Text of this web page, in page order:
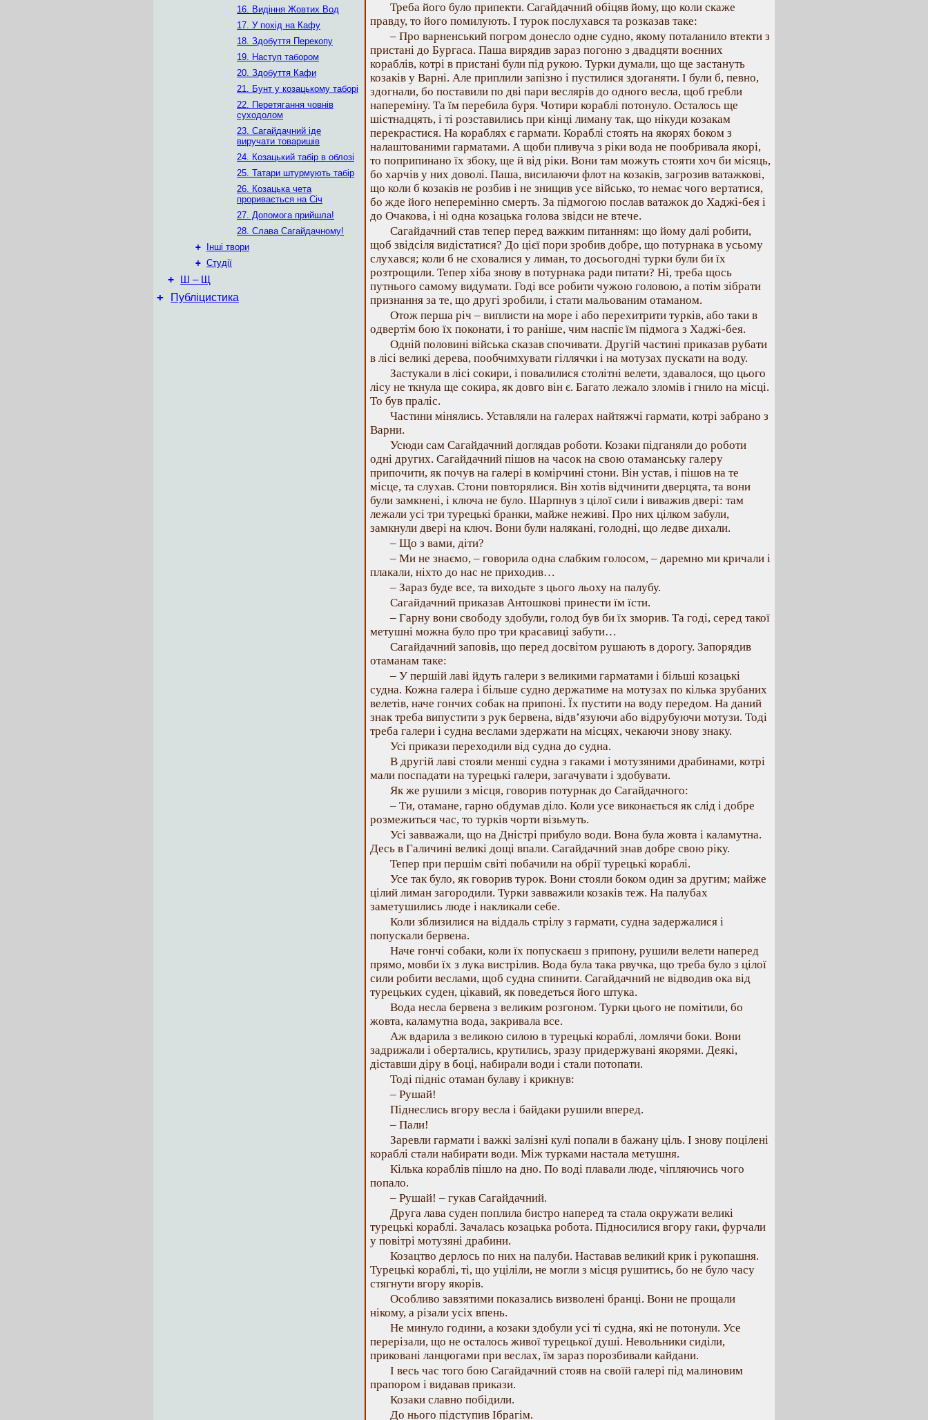
16. Видіння Жовтих Вод
17. У похід на Кафу
18. Здобуття Перекопу
19. Наступ табором
20. Здобуття Кафи
21. Бунт у козацькому таборі
22. Перетягання човнів
суходолом
23. Сагайдачний іде
виручати товаришів
24. Козацький табір в облозі
25. Татари штурмують табір
26. Козацька чета
проривається на Січ
27. Допомога прийшла!
28. Слава Сагайдачному!
+
Інші твори
+ Студії
+ Ш – Щ
+ Публіцистика
Треба його було припекти. Сагайдачний обіцяв йому, що коли скаже
правду, то його помилують. І турок послухався та розказав таке:
– Про варненський погром донесло одне судно, якому поталанило втекти з
пристані до Бургаса. Паша вирядив зараз погоню з двадцяти воєнних
кораблів, котрі в пристані були під рукою. Турки думали, що ще застануть
козаків у Варні. Але приплили запізно і пустилися здоганяти. І були б, певно,
здогнали, бо поставили по дві пари веслярів до одного весла, щоб гребли
напереміну. Та їм перебила буря. Чотири кораблі потонуло. Осталось ще
шістнадцять, і ті розставились при кінці лиману так, що нікуди козакам
перекрастися. На кораблях є гармати. Кораблі стоять на якорях боком з
налаштованими гарматами. А щоби пливуча з ріки вода не пообривала якорі,
то поприпинано їх збоку, ще й від ріки. Вони там можуть стояти хоч би місяць,
бо харчів у них доволі. Паша, висилаючи флот на козаків, загрозив ватажкові,
що коли б козаків не розбив і не знищив усе військо, то немає чого вертатися,
бо жде його неперемінно смерть. За підмогою послав ватажок до Хаджі-бея і
до Очакова, і ні одна козацька голова звідси не втече.
Сагайдачний став тепер перед важким питанням: що йому далі робити,
щоб звідсіля видістатися? До цієї пори зробив добре, що потурнака в усьому
слухався; коли б не сховалися у лиман, то досьогодні турки були би їх
розтрощили. Тепер хіба знову в потурнака ради питати? Ні, треба щось
путнього самому видумати. Годі все робити чужою головою, а потім зібрати
признання за те, що другі зробили, і стати мальованим отаманом.
Отож перша річ – виплисти на море і або перехитрити турків, або таки в
одвертім бою їх поконати, і то раніше, чим наспіє їм підмога з Хаджі-бея.
Одній половині війська сказав спочивати. Другій частині приказав рубати
в лісі великі дерева, пообчимхувати гіллячки і на мотузах пускати на воду.
Застукали в лісі сокири, і повалилися столітні велети, здавалося, що цього
лісу не ткнула ще сокира, як довго він є. Багато лежало зломів і гнило на місці.
То був праліс.
Частини мінялись. Уставляли на галерах найтяжчі гармати, котрі забрано з
Варни.
Усюди сам Сагайдачний доглядав роботи. Козаки підганяли до роботи
одні других. Сагайдачний пішов на часок на свою отаманську галеру
припочити, як почув на галері в комірчині стони. Він устав, і пішов на те
місце, та слухав. Стони повторялися. Він хотів відчинити дверцята, та вони
були замкнені, і ключа не було. Шарпнув з цілої сили і виважив двері: там
лежали усі три турецькі бранки, майже неживі. Про них цілком забули,
замкнули двері на ключ. Вони були налякані, голодні, що ледве дихали.
– Що з вами, діти?
– Ми не знаємо, – говорила одна слабким голосом, – даремно ми кричали і
плакали, ніхто до нас не приходив…
– Зараз буде все, та виходьте з цього льоху на палубу.
Сагайдачний приказав Антошкові принести їм їсти.
– Гарну вони свободу здобули, голод був би їх зморив. Та годі, серед такої
метушні можна було про три красавиці забути…
Сагайдачний заповів, що перед досвітом рушають в дорогу. Запорядив
отаманам таке:
– У першій лаві йдуть галери з великими гарматами і більші козацькі
судна. Кожна галера і більше судно держатиме на мотузах по кілька зрубаних
велетів, наче гончих собак на припоні. Їх пустити на воду передом. На даний
знак треба випустити з рук бервена, відв’язуючи або відрубуючи мотузи. Тоді
треба галери і судна веслами здержати на місцях, чекаючи знову знаку.
Усі прикази переходили від судна до судна.
В другій лаві стояли менші судна з гаками і мотузяними драбинами, котрі
мали поспадати на турецькі галери, загачувати і здобувати.
Як же рушили з місця, говорив потурнак до Сагайдачного:
– Ти, отамане, гарно обдумав діло. Коли усе виконається як слід і добре
розмежиться час, то турків чорти візьмуть.
Усі завважали, що на Дністрі прибуло води. Вона була жовта і каламутна.
Десь в Галичині великі дощі впали. Сагайдачний знав добре свою ріку.
Тепер при першім світі побачили на обрії турецькі кораблі.
Усе так було, як говорив турок. Вони стояли боком один за другим; майже
цілий лиман загородили. Турки завважили козаків теж. На палубах
заметушились люде і накликали себе.
Коли зблизилися на віддаль стрілу з гармати, судна задержалися і
попускали бервена.
Наче гончі собаки, коли їх попускаєш з припону, рушили велети наперед
прямо, мовби їх з лука вистрілив. Вода була така рвучка, що треба було з цілої
сили робити веслами, щоб судна спинити. Сагайдачний не відводив ока від
турецьких суден, цікавий, як поведеться його штука.
Вода несла бервена з великим розгоном. Турки цього не помітили, бо
жовта, каламутна вода, закривала все.
Аж вдарила з великою силою в турецькі кораблі, ломлячи боки. Вони
задрижали і обертались, крутились, зразу придержувані якорями. Деякі,
діставши діру в боці, набирали води і стали потопати.
Тоді підніс отаман булаву і крикнув:
– Рушай!
Піднеслись вгору весла і байдаки рушили вперед.
– Пали!
Заревли гармати і важкі залізні кулі попали в бажану ціль. І знову поцілені
кораблі стали набирати води. Між турками настала метушня.
Кілька кораблів пішло на дно. По воді плавали люде, чіпляючись чого
попало.
– Рушай! – гукав Сагайдачний.
Друга лава суден поплила бистро наперед та стала окружати великі
турецькі кораблі. Зачалась козацька робота. Підносилися вгору гаки, фурчали
у повітрі мотузяні драбини.
Козацтво дерлось по них на палуби. Наставав великий крик і рукопашня.
Турецькі кораблі, ті, що уціліли, не могли з місця рушитись, бо не було часу
стягнути вгору якорів.
Особливо завзятими показались визволені бранці. Вони не прощали
нікому, а різали усіх впень.
Не минуло години, а козаки здобули усі ті судна, які не потонули. Усе
перерізали, що не осталось живої турецької душі. Невольники сиділи,
приковані ланцюгами при веслах, їм зараз порозбивали кайдани.
І весь час того бою Сагайдачний стояв на своїй галері під малиновим
прапором і видавав прикази.
Козаки славно побідили.
До нього підступив Ібрагім.